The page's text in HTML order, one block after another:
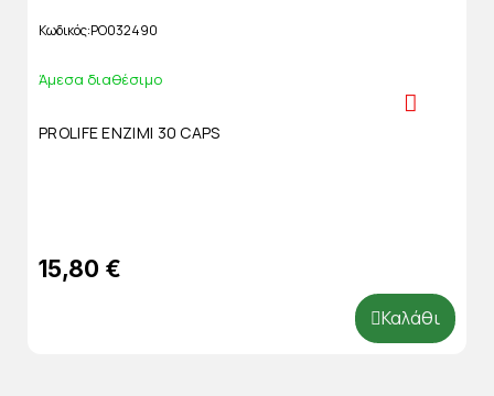
Κωδικός PO032490
Άμεσα διαθέσιμο
PROLIFE ENZIMI 30 CAPS
15,80 €
Καλάθι